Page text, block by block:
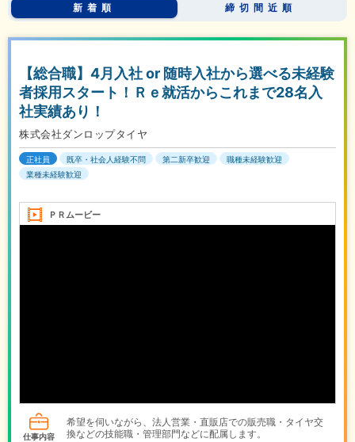
新着順 締切間近順
【総合職】4月入社 or 随時入社から選べる未経験
者採用スタート！Ｒｅ就活からこれまで28名入
社実績あり！
株式会社ダンロップタイヤ
正社員 既卒・社会人経験不問 第二新卒歓迎
職種未経験歓迎
業種未経験歓迎
ＰＲムービー
仕事内容
希望を伺いながら、法人営業・直販店での販売職・タイヤ交
換などの技能職・管理部門などに配属します。